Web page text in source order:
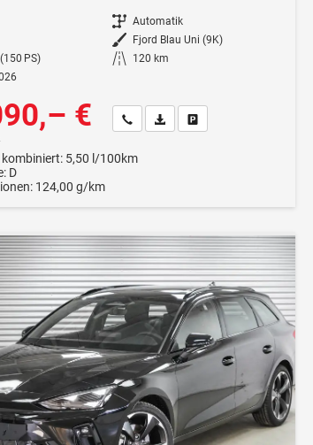
Getriebe Automatik
Außenfarbe Fjord Blau Uni (9K)
PS) Kilometerstand
120 km
€ Wir rufen Sie an
Fahrzeugexposé (PDF)
Fahrzeug parken
5,50 l/100km
D
124,00 g/km